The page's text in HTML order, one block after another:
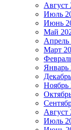
Август
Июль
Июнь
Май
Апрель
Март
Январь
Ноябрь
Август
Июль